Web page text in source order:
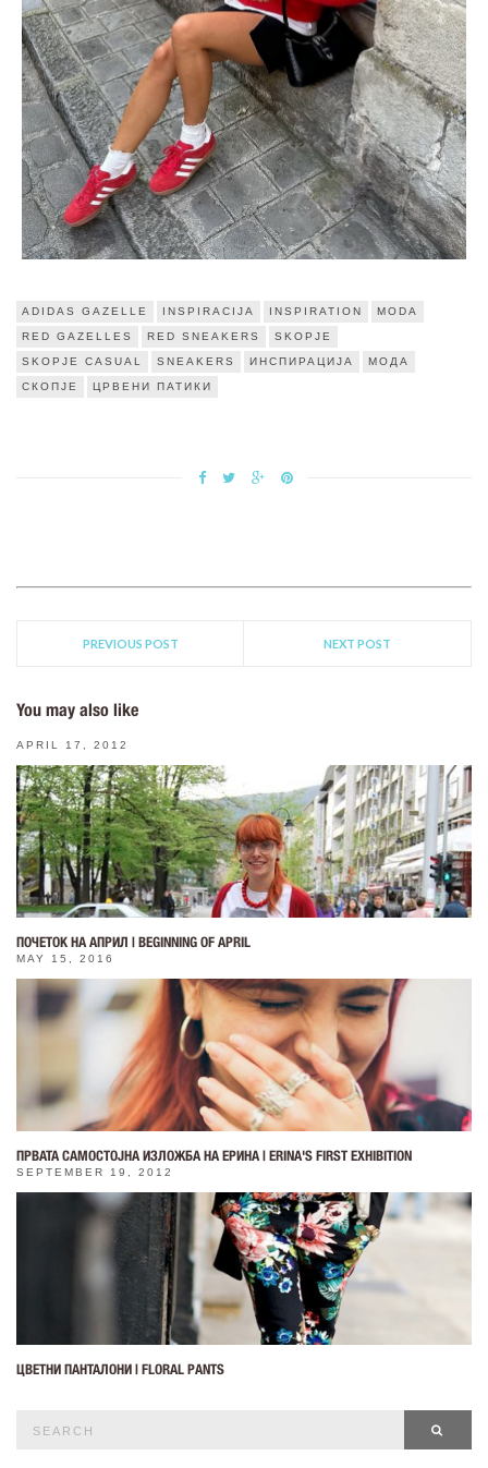
ADIDAS GAZELLE INSPIRACIJA INSPIRATION MODA
RED GAZELLES RED SNEAKERS SKOPJE
SKOPJE CASUAL SNEAKERS ИНСПИРАЦИЈА МОДА
СКОПЈЕ ЦРВЕНИ ПАТИКИ
PREVIOUS POST NEXT POST
You may also like
APRIL 17, 2012
ПОЧЕТОК НА АПРИЛ | BEGINNING OF APRIL
MAY 15, 2016
ПРВАТА САМОСТОЈНА ИЗЛОЖБА НА ЕРИНА | ERINA'S FIRST EXHIBITION
SEPTEMBER 19, 2012
ЦВЕТНИ ПАНТАЛОНИ | FLORAL PANTS